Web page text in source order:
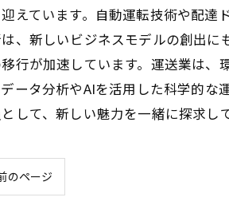
えています。自動運転技術や配達
、新しいビジネスモデルの創出
行が加速しています。運送業は、
データ分析やAIを活用した科学的
して、新しい魅力を一緒に探求し
のページ